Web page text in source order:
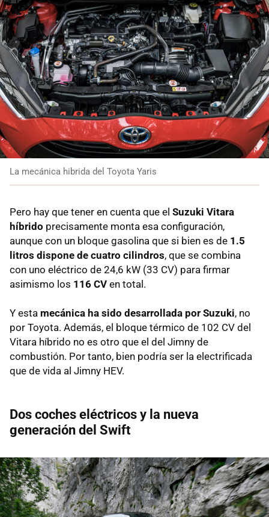
La mecánica hibrida del Toyota Yaris
Pero hay que tener en cuenta que el Suzuki Vitara
híbrido precisamente monta esa configuración,
aunque con un bloque gasolina que si bien es de 1.5
litros dispone de cuatro cilindros, que se combina
con uno eléctrico de 24,6 kW (33 CV) para firmar
asimismo los 116 CV en total.
Y esta mecánica ha sido desarrollada por Suzuki, no
por Toyota. Además, el bloque térmico de 102 CV del
Vitara híbrido no es otro que el del Jimny de
combustión. Por tanto, bien podría ser la electrificada
que de vida al Jimny HEV.
Dos coches eléctricos y la nueva
generación del Swift